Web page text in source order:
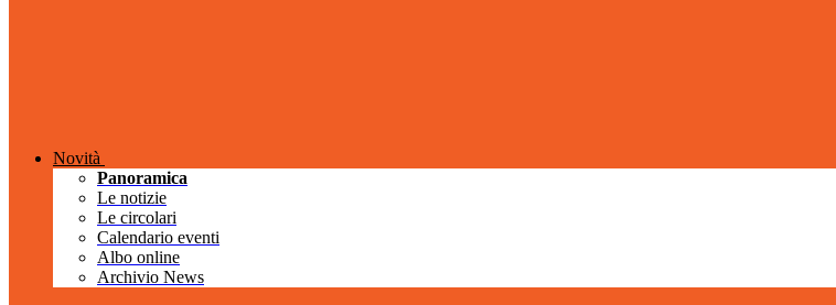
Novità
Panoramica
Le notizie
Le circolari
Calendario eventi
Albo online
Archivio News